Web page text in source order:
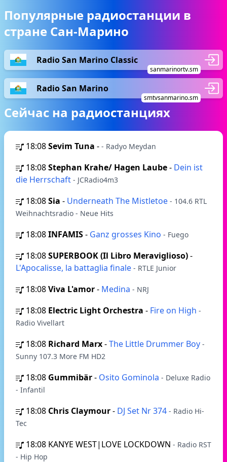
Популярные радиостанции в
стране Сан-Марино
Radio San Marino Classic
sanmarinortv.sm
Radio San Marino
smtvsanmarino.sm
Сейчас на радиостанциях
18:08Sevim Tuna - - Radyo Meydan
18:08Stephan Krahe/ Hagen Laube- Dein ist
die Herrschaft - JCRadio4m3
18:08Sia - Underneath The Mistletoe - 104.6 RTL
Weihnachtsradio - Neue Hits
18:08INFAMIS- Ganz grosses Kino - Fuego
18:08SUPERBOOK (Il Libro Meraviglioso)-
L'Apocalisse, la battaglia finale - RTLE Junior
18:08Viva L'amor- Medina - NRJ
18:08 Electric Light Orchestra - Fire on High -
Radio Vivellart
18:08 Richard Marx-The Little Drummer Boy -
Sunny 107.3 More FM HD2
18:08 Gummibär- Osito Gominola - Deluxe Radio
- Infantil
18:08 Chris Claymour- DJ Set Nr 374 - Radio Hi-
Tec
18:08 KANYE WEST|LOVE LOCKDOWN - Radio RST
- Hip Hop